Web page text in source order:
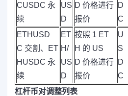
CUSDC 永
续
US
D
D 价格进行
报价
D
C
ETHUSD
C 交割、ET
HUSDC 永
续
ET
H/
US
D
按照 1 ET
H 的 US
D 价格进行
报价
U
S
D
C
杠杆币对调整列表